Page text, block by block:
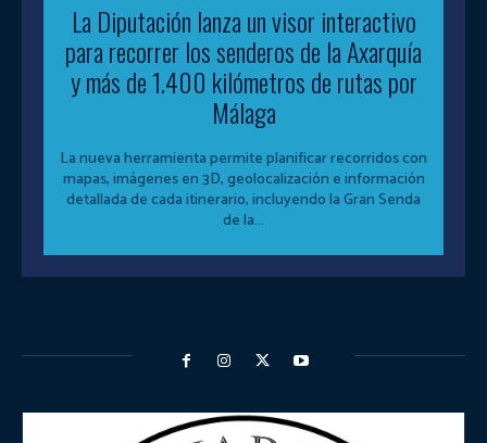
La Diputación lanza un visor interactivo
para recorrer los senderos de la Axarquía
y más de 1.400 kilómetros de rutas por
Málaga
La nueva herramienta permite planificar recorridos con
mapas, imágenes en 3D, geolocalización e información
detallada de cada itinerario, incluyendo la Gran Senda
de la...